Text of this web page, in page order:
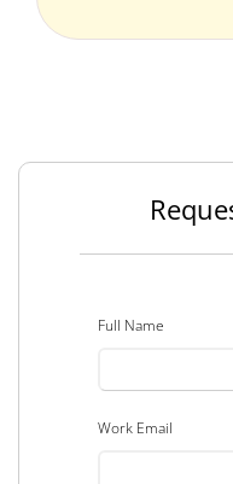
Full Name
Work Email